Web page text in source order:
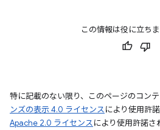
この情報は役に立ち
特に記載のない限り、このページのコン
ンズの表示 4.0 ライセンスにより使用許
Apache 2.0 ライセンスにより使用許諾さ